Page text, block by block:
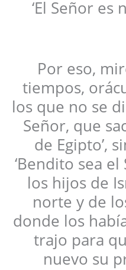
‘El Señor es
Por eso,
tiempos,
los que no se
Señor, que
de Egipto’,
‘Bendito sea
los hijos de
norte y de
donde los
trajo para
nuevo su